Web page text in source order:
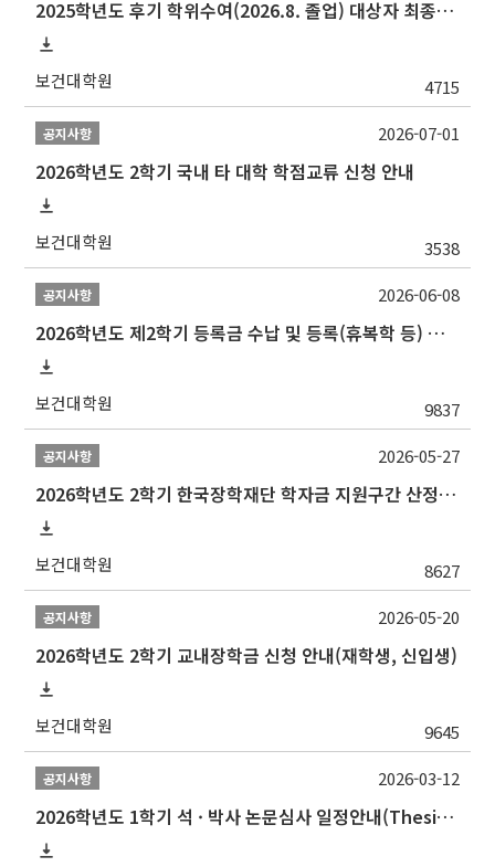
2025학년도 후기 학위수여(2026.8. 졸업) 대상자 최종인준 논문 제출 안내
보건대학원 4715
공지사항
2026학년도 2학기 국내 타 대학 학점교류 신청 안내
보건대학원 3538
2026-07-01
공지사항
2026학년도 제2학기 등록금 수납 및 등록(휴복학 등) 일정 안내
보건대학원 9837
2026-06-08
공지사항
2026학년도 2학기 한국장학재단 학자금 지원구간 산정 신청 안내
보건대학원 8627
2026-05-27
공지사항
2026학년도 2학기 교내장학금 신청 안내(재학생, 신입생)
보건대학원 9645
2026-05-20
공지사항
2026학년도 1학기 석 · 박사 논문심사 일정안내(Thesis Defense Schedules)
2026-03-12